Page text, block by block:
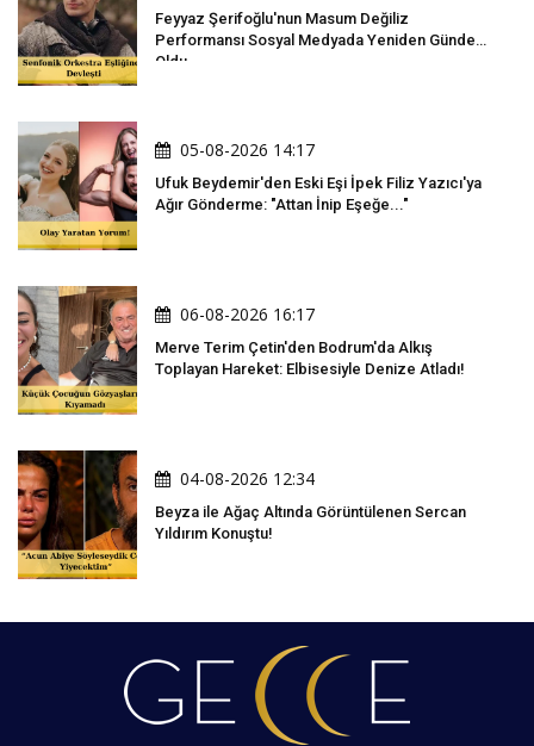
Feyyaz Şerifoğlu'nun Masum Değiliz
Performansı Sosyal Medyada Yeniden Gündem
Oldu
05-08-2026 14:17
Ufuk Beydemir'den Eski Eşi İpek Filiz Yazıcı'ya
Ağır Gönderme: "Attan İnip Eşeğe..."
06-08-2026 16:17
Merve Terim Çetin'den Bodrum'da Alkış
Toplayan Hareket: Elbisesiyle Denize Atladı!
04-08-2026 12:34
Beyza ile Ağaç Altında Görüntülenen Sercan
Yıldırım Konuştu!